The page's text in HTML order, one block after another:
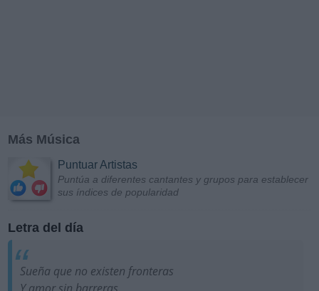
Más Música
Puntuar Artistas
Puntúa a diferentes cantantes y grupos para establecer
sus índices de popularidad
Letra del día
Sueña que no existen fronteras
Y amor sin barreras,